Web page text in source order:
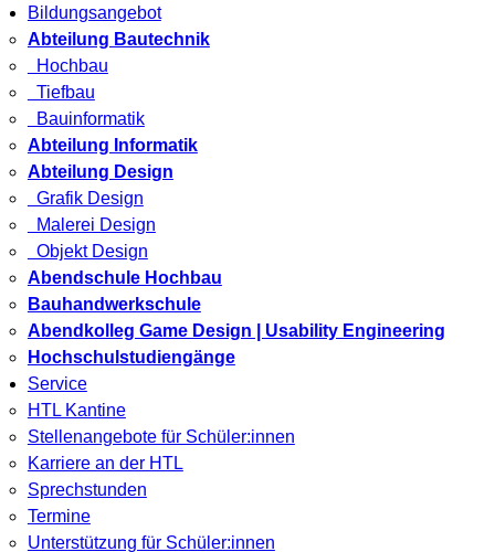
Bildungsangebot
Abteilung Bautechnik
Hochbau
Tiefbau
Bauinformatik
Abteilung Informatik
Abteilung Design
Grafik Design
Malerei Design
Objekt Design
Abendschule Hochbau
Bauhandwerkschule
Abendkolleg Game Design | Usability Engineering
Hochschulstudiengänge
Service
HTL Kantine
Stellenangebote für Schüler:innen
Karriere an der HTL
Sprechstunden
Termine
Unterstützung für Schüler:innen